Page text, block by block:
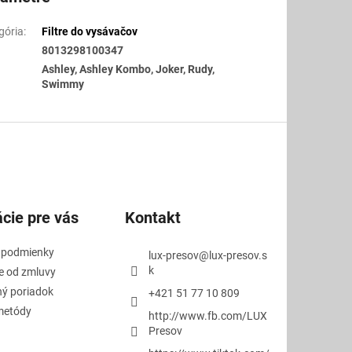
:
Filtre do vysávačov
8013298100347
Ashley, Ashley Kombo, Joker, Rudy,
Swimmy
pre vás
od zmluvy
poriadok
Kontakt
lux-presov@ lux-presov.s
k
+421 51 77 10 809
http://www.fb.com/LUX
Presov